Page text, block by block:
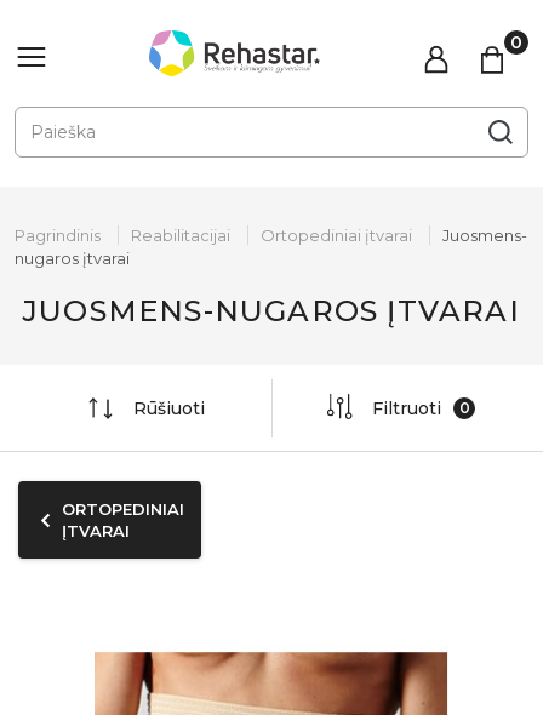
Pagrindinis Reabilitacijai Ortopediniai įtvarai
Juosmens-
nugaros įtvarai
JUOSMENS-NUGAROS ĮTVARAI
Rūšiuoti Filtruoti
ORTOPEDINIAI
ĮTVARAI